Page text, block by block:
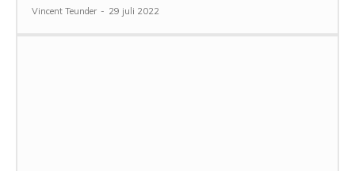
Vincent Teunder - 29 juli 2022